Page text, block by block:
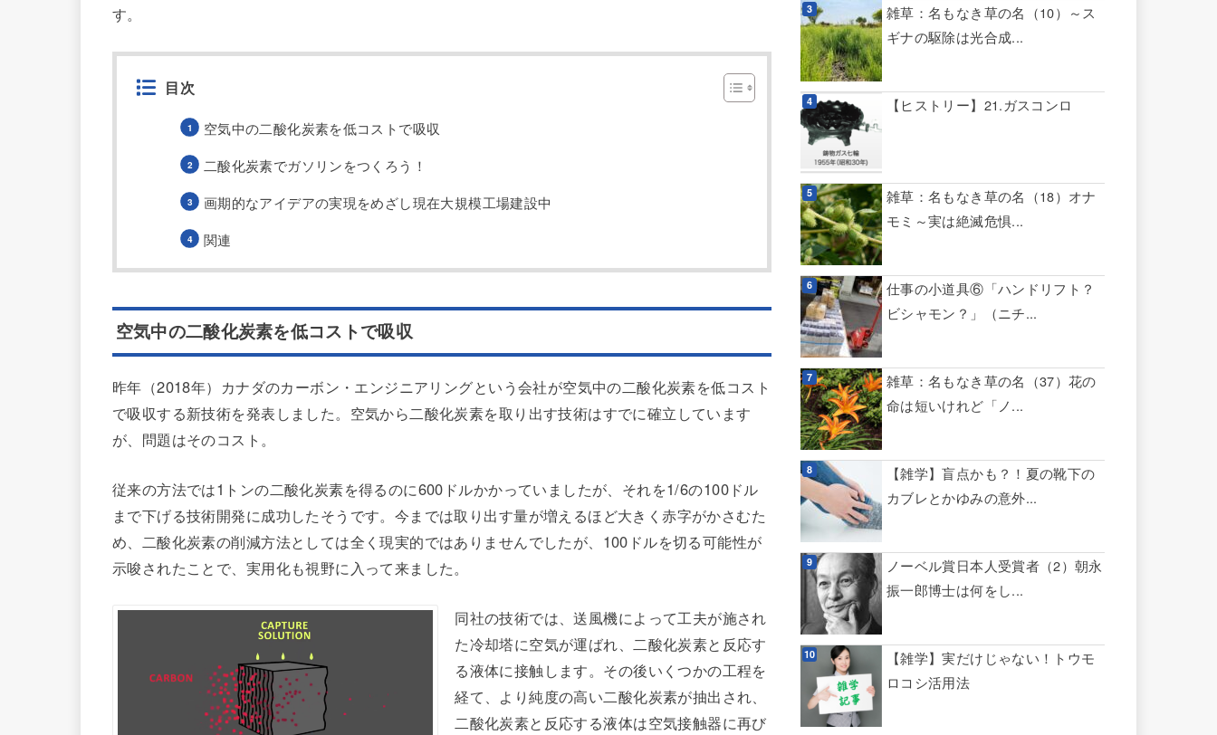
す。
目次
空気中の二酸化炭素を低コストで吸収
二酸化炭素でガソリンをつくろう！
画期的なアイデアの実現をめざし現在大規模工場建設中
関連
空気中の二酸化炭素を低コストで吸収
昨年（2018年）カナダのカーボン・エンジニアリングという会社が空気中の二酸化炭素を低コスト
で吸収する新技術を発表しました。空気から二酸化炭素を取り出す技術はすでに確立しています
が、問題はそのコスト。
従来の方法では1トンの二酸化炭素を得るのに600ドルかかっていましたが、それを1/6の100ドル
まで下げる技術開発に成功したそうです。今までは取り出す量が増えるほど大きく赤字がかさむた
め、二酸化炭素の削減方法としては全く現実的ではありませんでしたが、100ドルを切る可能性が
示唆されたことで、実用化も視野に入って来ました。
同社の技術では、送風機によって工夫が施され
た冷却塔に空気が運ばれ、二酸化炭素と反応す
る液体に接触します。その後いくつかの工程を
経て、より純度の高い二酸化炭素が抽出され、
二酸化炭素と反応する液体は空気接触器に再び
雑草：名もなき草の名（10）～ス
ギナの駆除は光合成...
【ヒストリー】21.ガスコンロ
雑草：名もなき草の名（18）オナ
モミ～実は絶滅危惧...
仕事の小道具⑥「ハンドリフト？
ビシャモン？」（ニチ...
雑草：名もなき草の名（37）花の
命は短いけれど「ノ...
【雑学】盲点かも？！夏の靴下の
カブレとかゆみの意外...
ノーベル賞日本人受賞者（2）朝永
振一郎博士は何をし...
【雑学】実だけじゃない！トウモ
ロコシ活用法